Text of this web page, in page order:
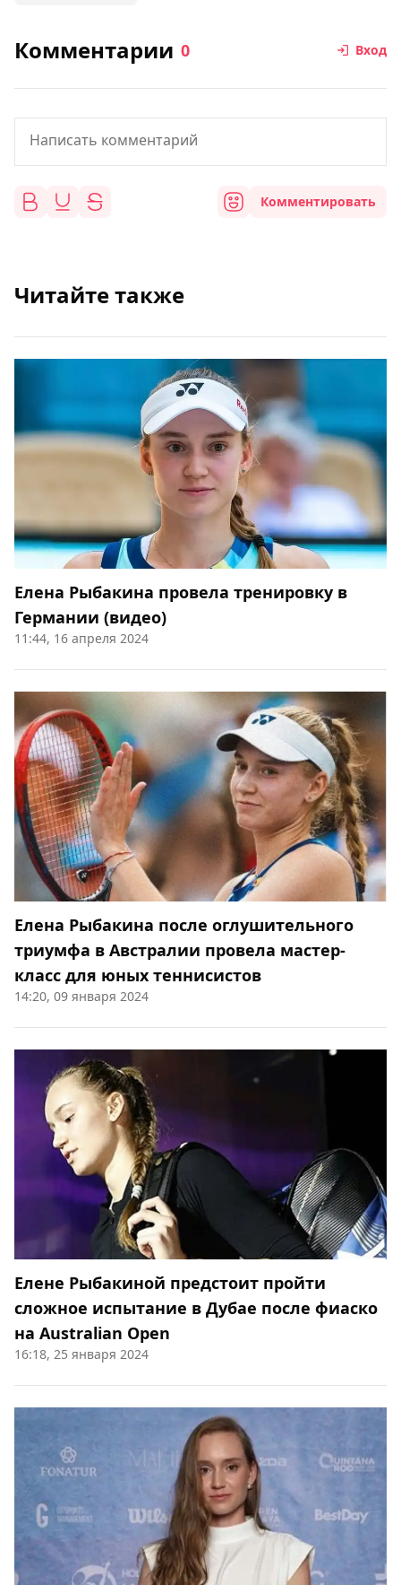
Комментарии 0 Вход
Комментировать
Читайте также
Елена Рыбакина провела тренировку в
Германии (видео)
11:44, 16 апреля 2024
Елена Рыбакина после оглушительного
триумфа в Австралии провела мастер-
класс для юных теннисистов
14:20, 09 января 2024
Елене Рыбакиной предстоит пройти
сложное испытание в Дубае после фиаско
на Australian Open
16:18, 25 января 2024